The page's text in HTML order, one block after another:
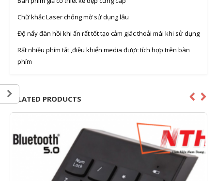
Chữ khắc Laser chống mờ sử dụng lâu
Độ nẩy đàn hồi khi ấn rất tốt tạo cảm giác thoải mái khi sử dụng
Rất nhiều phím tắt ,điều khiển media được tích hợp trên bàn
phím
RELATED PRODUCTS